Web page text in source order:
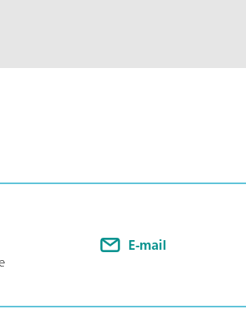
E-mail